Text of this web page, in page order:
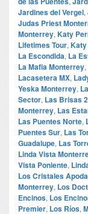
Jardines del Vergel,
Judas Priest
Monterrey, Katy
Lifetimes Tour,
La Escondida, La
La Mafia Monterrey,
Lacasetera MX,
Yeska Monterrey,
Sector, Las Brisas
Monterrey, Las
Las Puentes Norte,
Puentes Sur, Las
Guadalupe, Las
Linda Vista
Vista Poniente,
Los Cristales
Monterrey, Los
Encinos, Los
Premier, Los Ríos,